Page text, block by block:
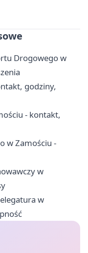
Drogowego w
godziny,
- kontakt,
w Zamościu -
w
w